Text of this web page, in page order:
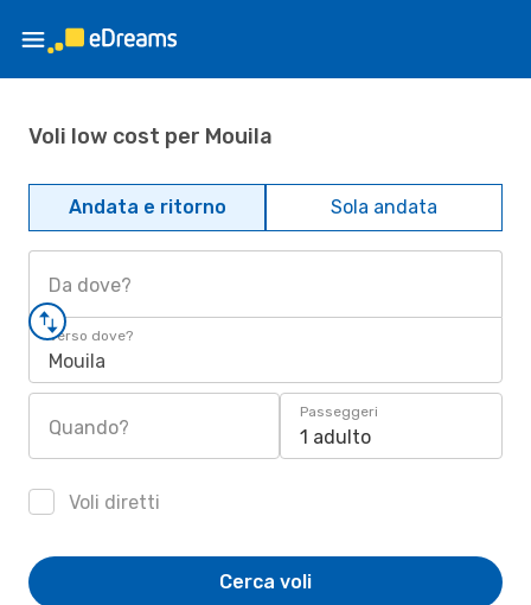
Voli low cost per Mouila
Andata e ritorno Sola andata
Da dove?
Verso dove?
Mouila
Quando?
Passeggeri
1 adulto
Voli diretti
Cerca voli